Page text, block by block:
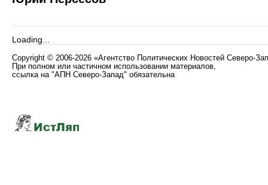
Loading...
Copyright © 2006-2026 «Агентство Политических Новостей Северо-
При полном или частичном использовании материалов,
ссылка на "АПН Северо-Запад" обязательна